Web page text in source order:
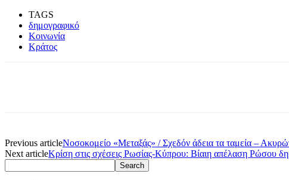
TAGS
δημογραφικό
Κοινωνία
Κράτος
Previous articleΝοσοκομείο «Μεταξάς» / Σχεδόν άδεια τα ταμεία –
Next articleΚρίση στις σχέσεις Ρωσίας-Κύπρου: Βίαιη απέλαση Ρώσου